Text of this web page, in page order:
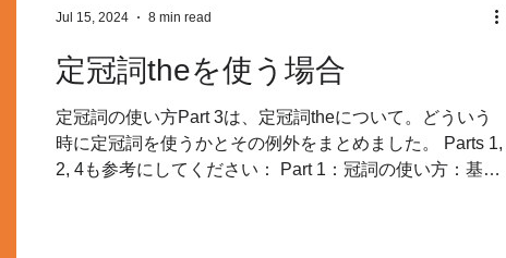
定冠詞theを使う場合
定冠詞の使い方Part 3は、定冠詞theについて。どういう
時に定冠詞を使うかとその例外をまとめました。 Parts 1,
2, 4も参考にしてください： Part 1：冠詞の使い方：基礎
Jul 15, 2024 8 min read